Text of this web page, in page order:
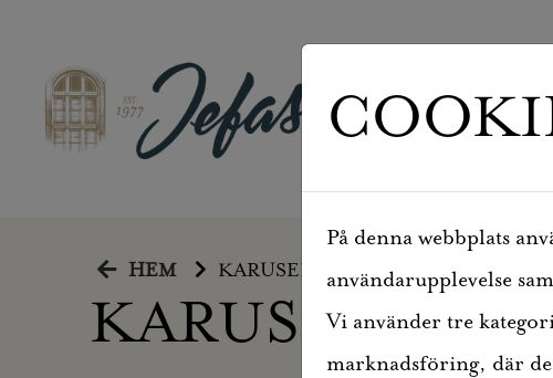
HEM KARUSELL 2
KARUSELL 2
På denna webbplats
användarupplevelse
Vi använder tre
marknadsföring, där